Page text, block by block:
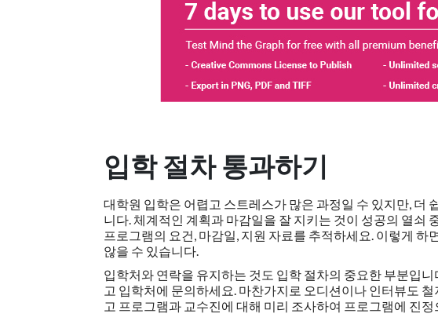
입학 절차 통과하기
대학원 입학은 어렵고 스트레스가 많은 과정일 수 있지만, 더
니다. 체계적인 계획과 마감일을 잘 지키는 것이 성공의 열쇠
프로그램의 요건, 마감일, 지원 자료를 추적하세요. 이렇게
않을 수 있습니다.
입학처와 연락을 유지하는 것도 입학 절차의 중요한 부분입
고 입학처에 문의하세요. 마찬가지로 오디션이나 인터뷰도
고 프로그램과 교수진에 대해 미리 조사하여 프로그램에 진